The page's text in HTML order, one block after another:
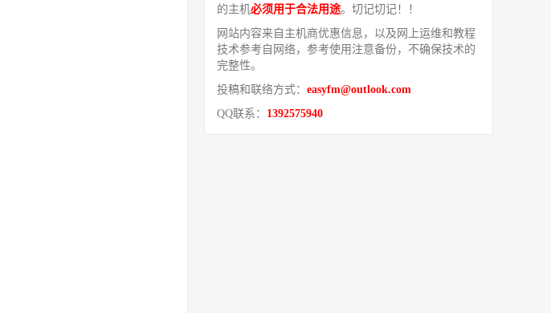
的主机必须用于合法用途。切记切记！！
网站内容来自主机商优惠信息，以及网上运维和教程
技术参考自网络，参考使用注意备份，不确保技术的
完整性。
投稿和联络方式： easyfm@outlook.com
QQ联系： 1392575940